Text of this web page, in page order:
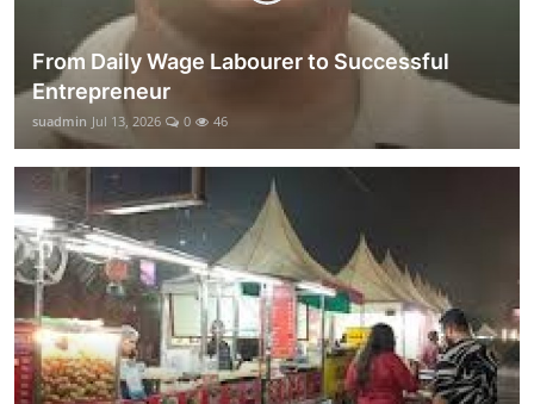
From Daily Wage Labourer to Successful
Entrepreneur
suadmin Jul 13, 2026 0 46